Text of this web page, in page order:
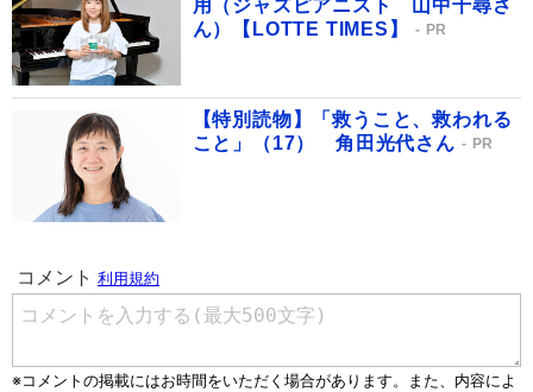
用（ジャズピアニスト 山中千尋さ
ん）【LOTTE TIMES】
PR
【特別読物】「救うこと、救われる
こと」（17） 角田光代さん
PR